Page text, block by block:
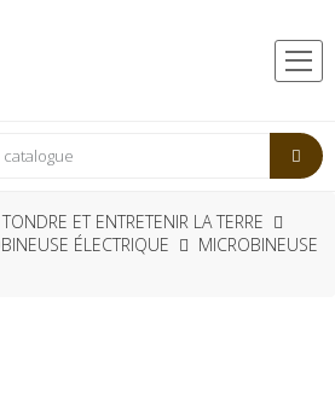
TONDRE ET ENTRETENIR LA TERRE
ÉLECTRIQUE
MICROBINEUSE